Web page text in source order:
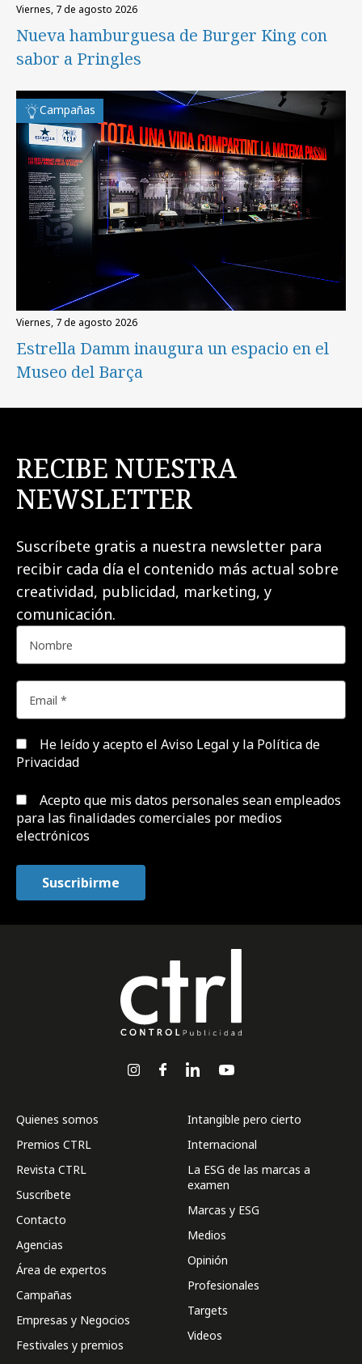
viernes, 7 de agosto 2026
Nueva hamburguesa de Burger King con
sabor a Pringles
Campañas
viernes, 7 de agosto 2026
Estrella Damm inaugura un espacio en el
Museo del Barça
RECIBE NUESTRA
NEWSLETTER
Suscríbete gratis a nuestra newsletter para
recibir cada día el contenido más actual sobre
creatividad, publicidad, marketing, y
comunicación.
He leído y acepto el Aviso Legal y la Política de
Privacidad
Acepto que mis datos personales sean empleados
para las finalidades comerciales por medios
electrónicos
Quienes somos
Premios CTRL
Revista CTRL
Suscríbete
Contacto
Agencias
Área de expertos
Campañas
Empresas y Negocios
Festivales y premios
Intangible pero cierto
Internacional
La ESG de las marcas a
examen
Marcas y ESG
Medios
Opinión
Profesionales
Targets
Videos